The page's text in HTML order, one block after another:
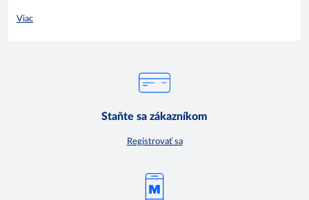
Viac
Staňte sa zákazníkom
Registrovať sa